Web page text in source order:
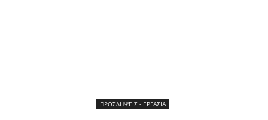
ΠΡΟΣΛΗΨΕΙΣ - ΕΡΓΑΣΙΑ